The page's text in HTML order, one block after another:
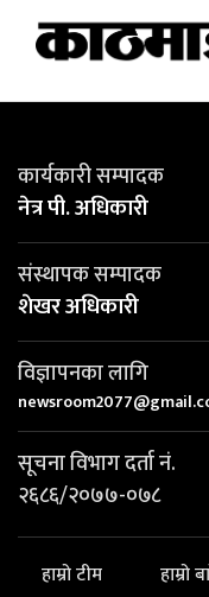
कार्यकारी सम्पादक
नेत्र पी. अधिकारी
संस्थापक सम्पादक
शेखर अधिकारी
विज्ञापनका लागि
सूचना विभाग दर्ता नं.
२६८६/२०७७-०७८
हाम्रो टीम हाम्रो